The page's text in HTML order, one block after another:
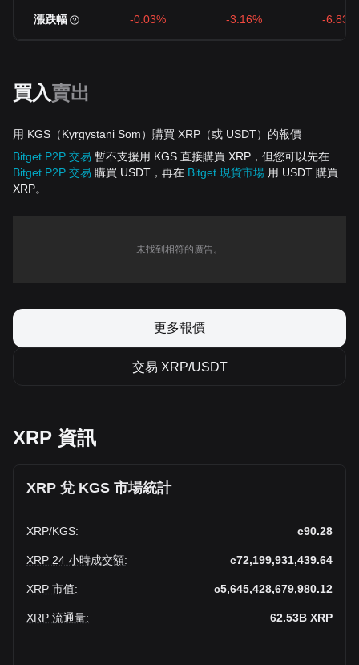
漲跌幅 -0.03% -3.16% -6.83%
買入賣出
用 KGS（Kyrgystani Som）購買 XRP（或 USDT）的報價
Bitget P2P 交易 暫不支援用 KGS 直接購買 XRP，但您可以先在
Bitget P2P 交易 購買 USDT，再在 Bitget 現貨市場 用 USDT 購買
XRP。
未找到相符的廣告。
更多報價
交易 XRP/USDT
XRP 資訊
XRP 兌 KGS 市場統計
XRP/KGS: с90.28
XRP 24 小時成交額: с72,199,931,439.64
XRP 市值: с5,645,428,679,980.12
XRP 流通量: 62.53B XRP